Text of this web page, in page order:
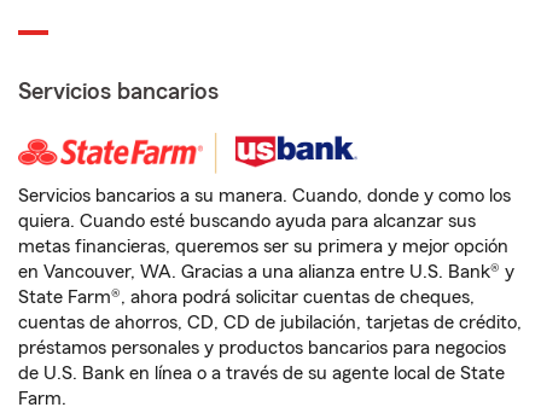
Servicios bancarios
Servicios bancarios a su manera. Cuando, donde y como los
quiera. Cuando esté buscando ayuda para alcanzar sus
metas financieras, queremos ser su primera y mejor opción
en Vancouver, WA. Gracias a una alianza entre U.S. Bank® y
State Farm®, ahora podrá solicitar cuentas de cheques,
cuentas de ahorros, CD, CD de jubilación, tarjetas de crédito,
préstamos personales y productos bancarios para negocios
de U.S. Bank en línea o a través de su agente local de State
Farm.